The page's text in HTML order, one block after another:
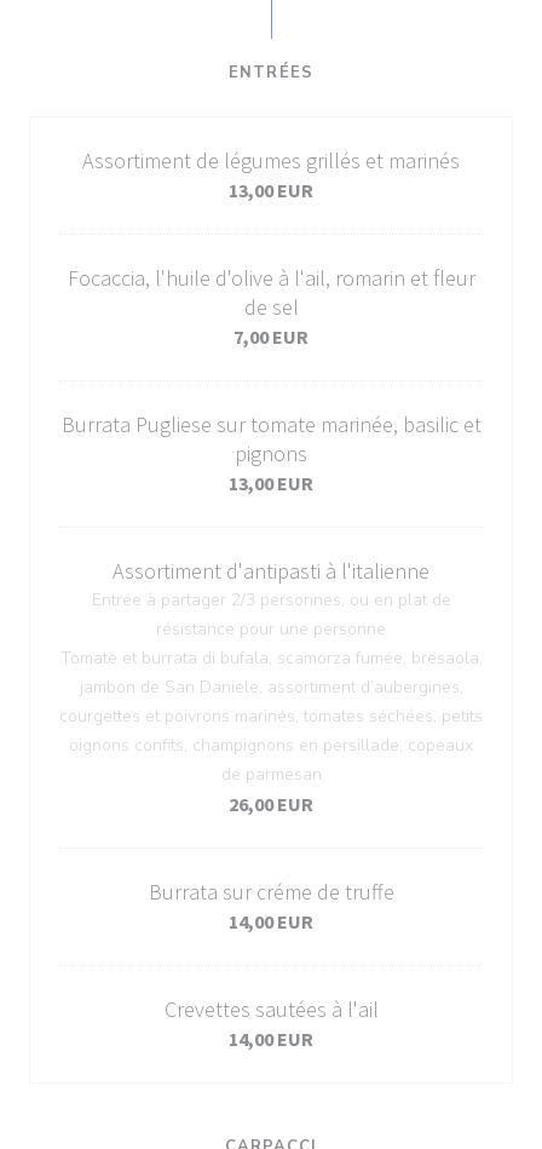
ENTRÉES
Assortiment de légumes grillés et marinés
13,00 EUR
Focaccia, l'huile d'olive à l'ail, romarin et fleur
de sel
7,00 EUR
Burrata Pugliese sur tomate marinée, basilic et
pignons
13,00 EUR
Assortiment d'antipasti à l'italienne
Entrée à partager 2/3 personnes, ou en plat de
résistance pour une personne
Tomate et burrata di bufala, scamorza fumée, bresaola,
jambon de San Daniele, assortiment d’aubergines,
courgettes et poivrons marinés, tomates séchées, petits
oignons confits, champignons en persillade, copeaux
de parmesan
26,00 EUR
Burrata sur créme de truffe
14,00 EUR
Crevettes sautées à l'ail
14,00 EUR